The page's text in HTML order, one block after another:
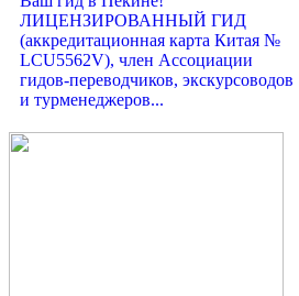
ЛИЦЕНЗИРОВАННЫЙ ГИД
(аккредитационная карта Китая №
LCU5562V), член Ассоциации
гидов-переводчиков, экскурсоводов
и турменеджеров...